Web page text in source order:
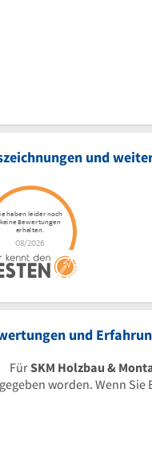
und
und
FürSKM Holzbau &
worden. Wenn